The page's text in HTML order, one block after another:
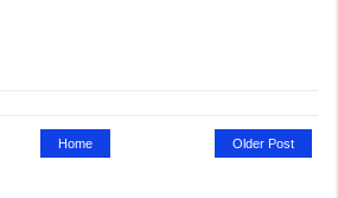
Older Post
Home